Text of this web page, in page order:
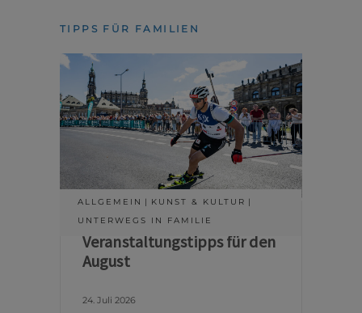
TIPPS FÜR FAMILIEN
ALLGEMEIN
KUNST & KULTUR
UNTERWEGS IN FAMILIE
Veranstaltungstipps für den
August
24. Juli 2026